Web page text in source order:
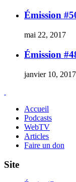
Émission
mai 22, 2017
Émission
janvier 10, 2017
Accueil
Podcasts
WebTV
Articles
Faire un don
Site